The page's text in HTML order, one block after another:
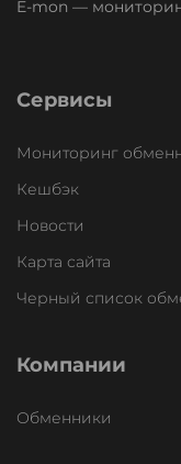
E-mon —
Сервисы
Мониторинг
Кешбэк
Новости
Карта сайта
Черный список
Компании
Обменники